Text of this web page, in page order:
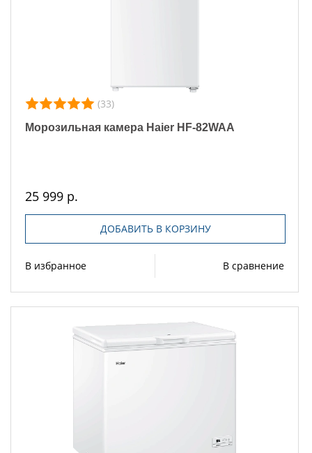
(33)
Морозильная камера Haier HF-82WAA
25 999 р.
ДОБАВИТЬ В КОРЗИНУ
В избранное В сравнение